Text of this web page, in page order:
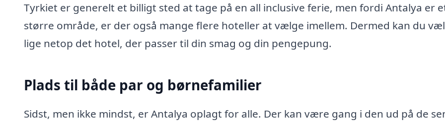
Tyrkiet er generelt et billigt sted at tage på en all inclusive ferie, men fordi Antalya er
større område, er der også mange flere hoteller at vælge imellem. Dermed kan du
lige netop det hotel, der passer til din smag og din pengepung.
Plads til både par og børnefamilier
Sidst, men ikke mindst, er Antalya oplagt for alle. Der kan være gang i den ud på de